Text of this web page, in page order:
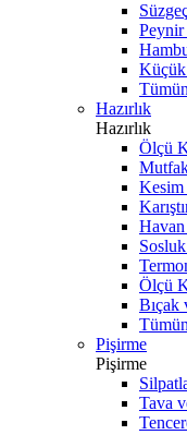
Peynir
Hazırlık
Hazırlık
Ölçü
Mutfak
Kesim
Ölçü
Bıçak
Pişirme
Pişirme
Tava